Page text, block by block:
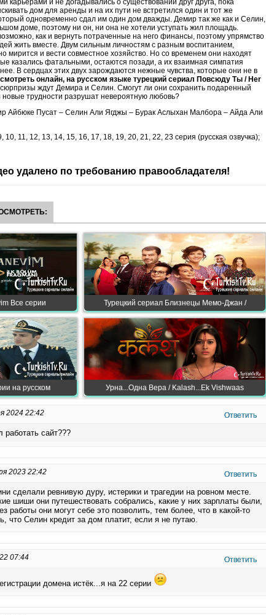
карьерами и не догадывались о существовании друг друга, пока
дом для аренды и на их пути не встретился один и тот же
одновременно сдал им один дом дважды. Демир так же как и Селин,
доме, поэтому ни он, ни она не хотели уступать жил площадь.
как и вернуть потраченные на него финансы, поэтому упрямство
жить вместе. Двум сильным личностям с разным воспитанием,
мирится и вести совместное хозяйство. Но со временем они находят
казались фатальными, остаются позади, а их взаимная симпатия
В сердцах этих двух зарождаются нежные чувства, которые они не в
смотреть онлайн, на русском языке турецкий сериал Повсюду Ты / Her
ждут Демира и Селин. Смогут ли они сохранить подаренный
трудности разрушат невероятную любовь?
Айбюке Пусат – Селин Али Ягджы – Бурак Аслыхан Малбора – Айда Али
10, 11, 12, 13, 14, 15, 16, 17, 18, 19, 20, 21, 22, 23 серия (русская озвучка);
удалено по требованию правообладателя!
Все серии Турецкий сериал Близнецы Мемо-Джан /
на русском Урна...Одна Вера / Kalash...Ek Vishwaas
2024 22:42 Ответить
работать сайт???
2023 22:42 Ответить
сделали ревнивую дуру, истерики и трагедии на ровном месте.
шиши они путешествовать собрались, какие у них зарплаты были,
работы они могут себе это позволить, тем более, что в какой-то
что Селин кредит за дом платит, если я не путаю.
07:44 Ответить
домена истёк...я на 22 серии